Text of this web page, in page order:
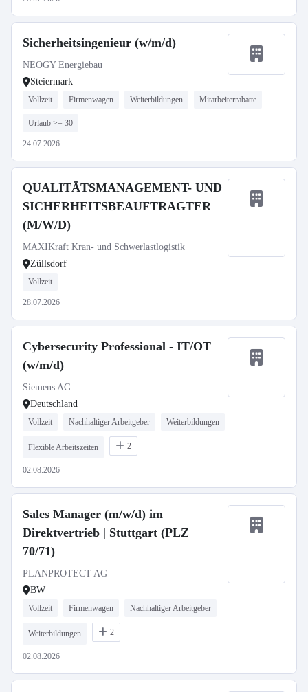
Sicherheitsingenieur (w/m/d)
NEOGY Energiebau
Steiermark
Vollzeit Firmenwagen Weiterbildungen Mitarbeiterrabatte
Urlaub >= 30
24.07.2026
QUALITÄTSMANAGEMENT- UND
SICHERHEITSBEAUFTRAGTER
(M/W/D)
MAXIKraft Kran- und Schwerlastlogistik
Züllsdorf
Vollzeit
28.07.2026
Cybersecurity Professional - IT/OT
(w/m/d)
Siemens AG
Deutschland
Vollzeit Nachhaltiger Arbeitgeber Weiterbildungen
Flexible Arbeitszeiten 2
02.08.2026
Sales Manager (m/w/d) im
Direktvertrieb | Stuttgart (PLZ
70/71)
PLANPROTECT AG
BW
Vollzeit Firmenwagen Nachhaltiger Arbeitgeber
Weiterbildungen 2
02.08.2026